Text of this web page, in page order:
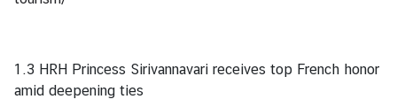
1.3 HRH Princess Sirivannavari receives top French honor
amid deepening ties